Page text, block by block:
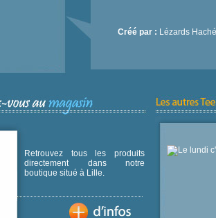
Créé par : Lézards
Retrouvez tous les produits
directement dans notre
boutique situé à Lille.